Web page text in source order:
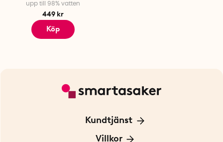
upp till 98% vatten
449 kr
Köp
Kundtjänst
Kontakta oss
Villkor